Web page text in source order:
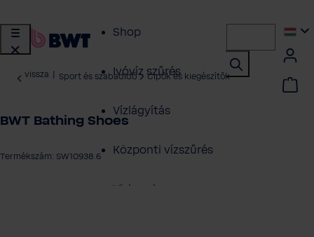
Shop
Ivóvíz szűrés
Vízlágyítás
Központi vízszűrés
Vizkezeles
vissza Sport és szabadidő Cipők és kiegészítők
BWT Bathing Shoes
Termékszám: SW10938.6